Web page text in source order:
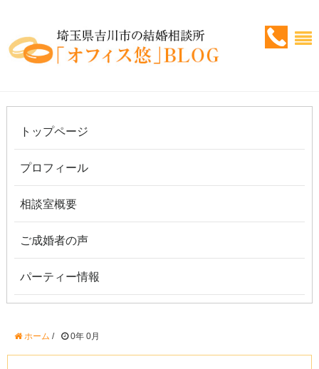
トップページ
プロフィール
相談室概要
ご成婚者の声
パーティー情報
ホーム / 0年 0月